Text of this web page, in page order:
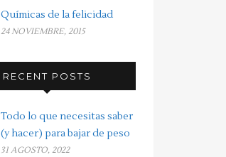
Químicas de la felicidad
24 NOVIEMBRE, 2015
RECENT POSTS
Todo lo que necesitas saber
(y hacer) para bajar de peso
31 AGOSTO, 2022